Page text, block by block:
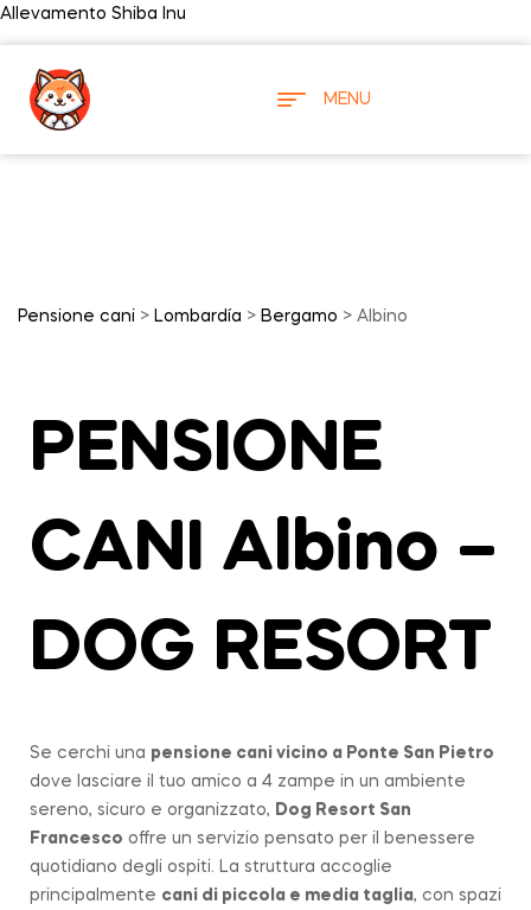
Allevamento Shiba Inu
MENU
Pensione cani > Lombardía > Bergamo > Albino
PENSIONE
CANI Albino –
DOG RESORT
Se cerchi una pensione cani vicino a Ponte San Pietro
dove lasciare il tuo amico a 4 zampe in un ambiente
sereno, sicuro e organizzato, Dog Resort San
Francesco offre un servizio pensato per il benessere
quotidiano degli ospiti. La struttura accoglie
principalmente cani di piccola e media taglia, con spazi